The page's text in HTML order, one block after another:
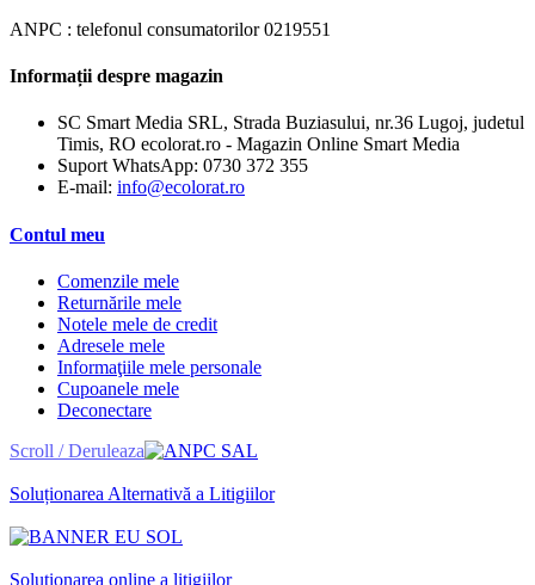
ANPC : telefonul consumatorilor 0219551
Informații despre magazin
SC Smart Media SRL, Strada Buziasului, nr.36 Lugoj, judetul
Timis, RO ecolorat.ro - Magazin Online Smart Media
Suport WhatsApp: 0730 372 355
E-mail: info@ecolorat.ro
Contul meu
Comenzile mele
Returnările mele
Notele mele de credit
Adresele mele
Informaţiile mele personale
Cupoanele mele
Deconectare
Scroll / Deruleaza
Soluționarea Alternativă a Litigiilor
Soluționarea online a litigiilor